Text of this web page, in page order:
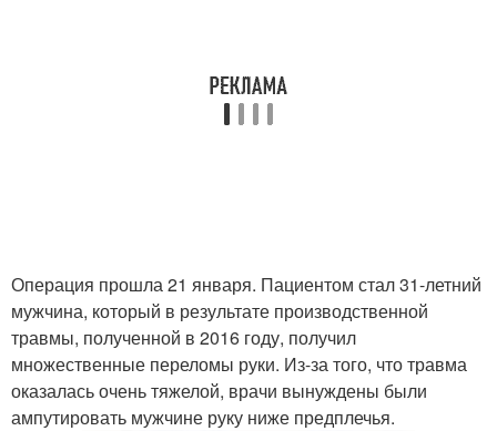
Операция прошла 21 января. Пациентом стал 31-летний
мужчина, который в результате производственной
травмы, полученной в 2016 году, получил
множественные переломы руки. Из-за того, что травма
оказалась очень тяжелой, врачи вынуждены были
ампутировать мужчине руку ниже предплечья.